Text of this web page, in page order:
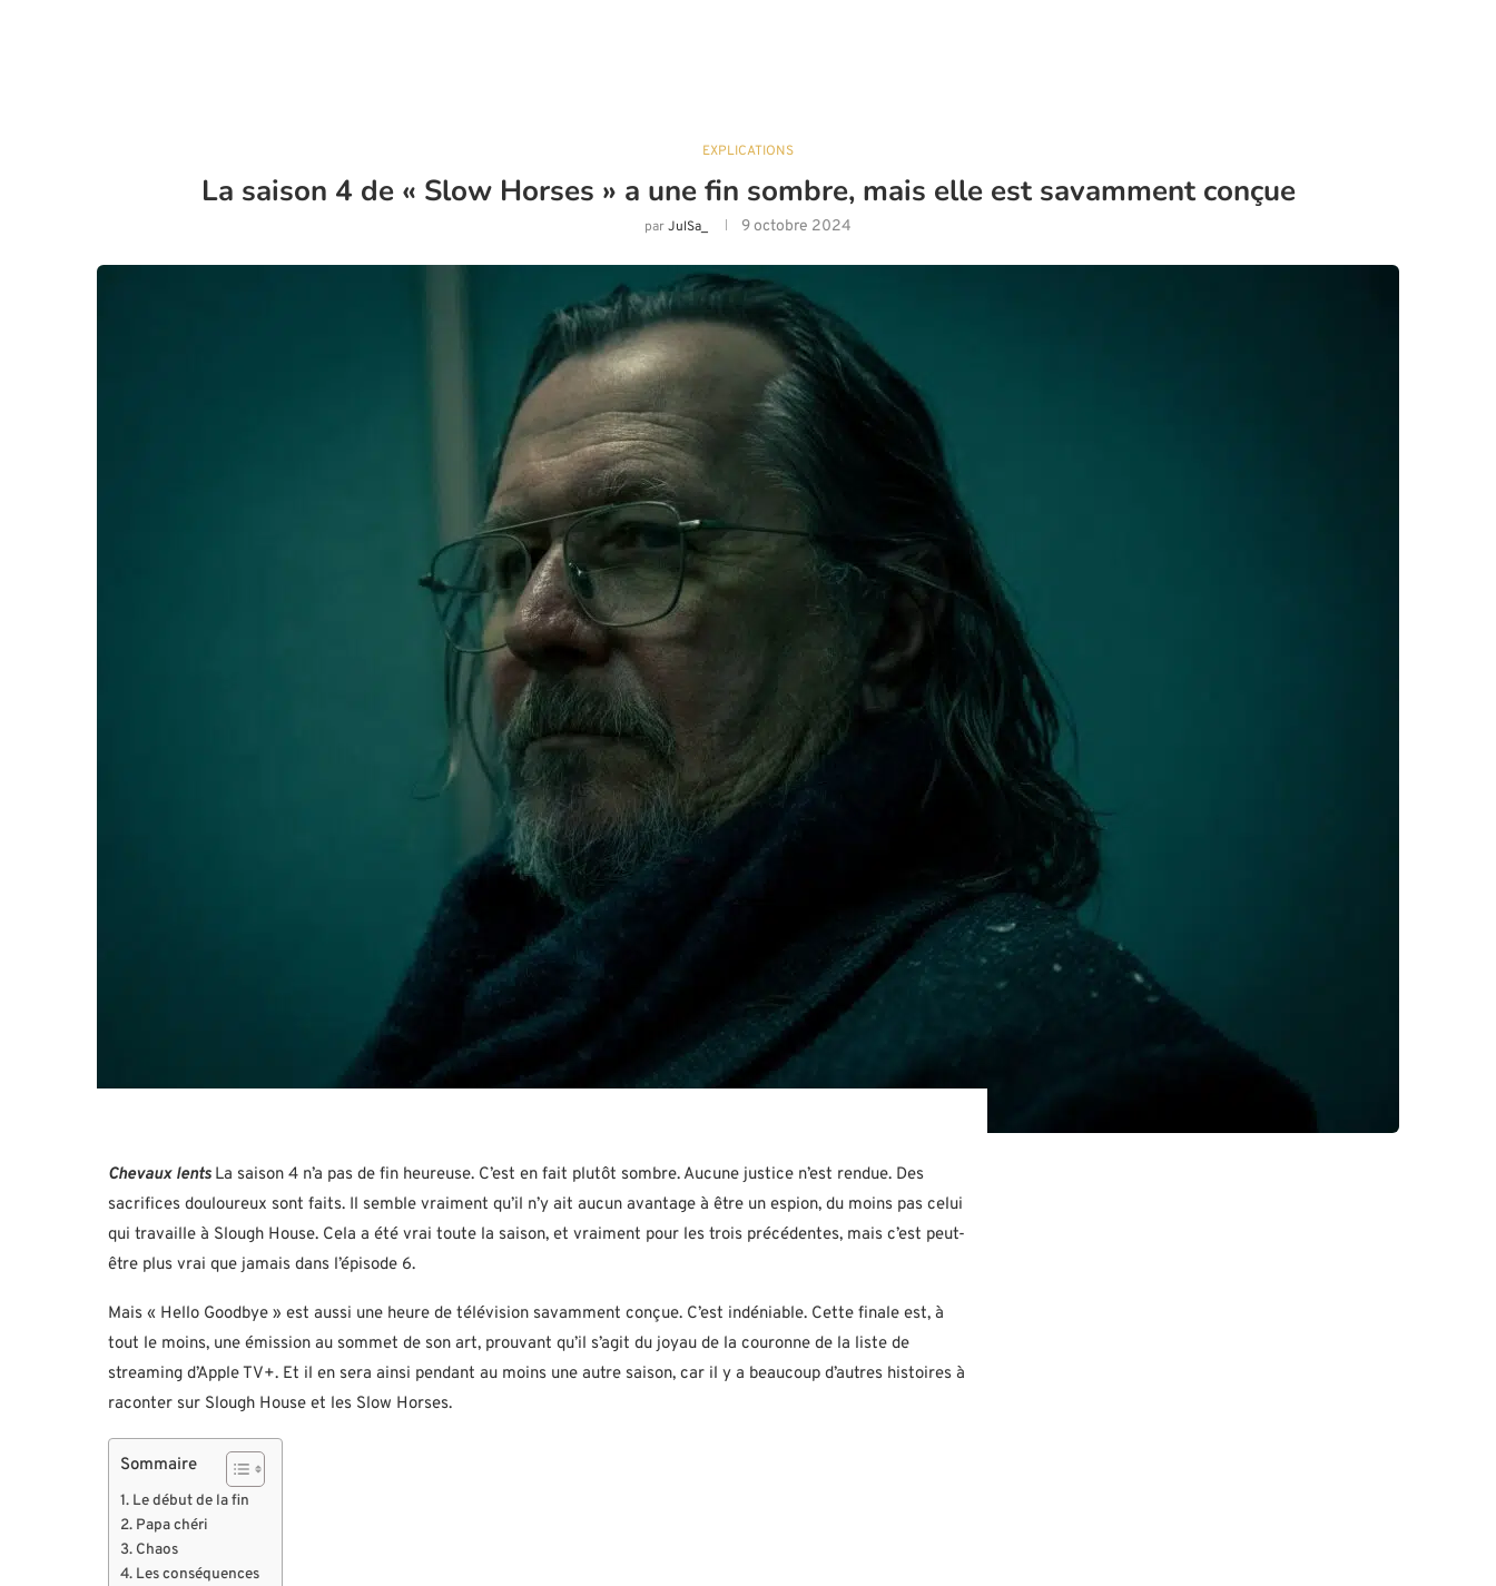
EXPLICATIONS
La saison 4 de « Slow Horses » a une fin sombre, mais elle est savamment conçue
parJulSa_ 9 octobre 2024
Chevaux lents La saison 4 n’a pas de fin heureuse. C’est en fait plutôt sombre. Aucune justice n’est rendue. Des
sacrifices douloureux sont faits. Il semble vraiment qu’il n’y ait aucun avantage à être un espion, du moins pas celui
qui travaille à Slough House. Cela a été vrai toute la saison, et vraiment pour les trois précédentes, mais c’est peut-
être plus vrai que jamais dans l’épisode 6.
Mais « Hello Goodbye » est aussi une heure de télévision savamment conçue. C’est indéniable. Cette finale est, à
tout le moins, une émission au sommet de son art, prouvant qu’il s’agit du joyau de la couronne de la liste de
streaming d’Apple TV+. Et il en sera ainsi pendant au moins une autre saison, car il y a beaucoup d’autres histoires à
raconter sur Slough House et les Slow Horses.
Sommaire
Le début de la fin
Papa chéri
Chaos
Les conséquences